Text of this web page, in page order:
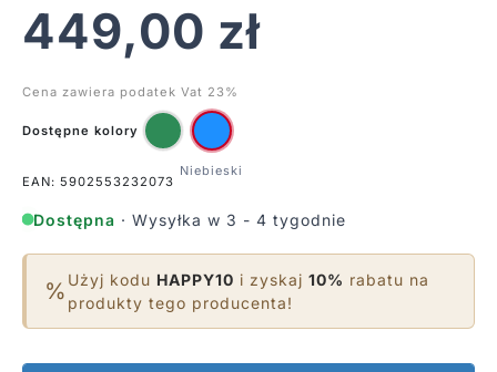
449,00 zł
Cena zawiera podatek Vat 23%
Dostępne kolory
EAN: 5902553232073
Dostępna · Wysyłka w 3 - 4 tygodnie
% Użyj kodu HAPPY10 i zyskaj 10% rabatu na
produkty tego producenta!